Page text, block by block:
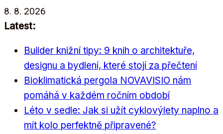
Přeskočit
na
8. 8. 2026
Latest:
Builder knižní tipy: 9 knih o architektuře,
designu a bydlení, které stojí za přečtení
Bioklimatická pergola NOVAVISIO nám
pomáhá v každém ročním období
Léto v sedle: Jak si užít cyklovýlety naplno a
mít kolo perfektně připravené?